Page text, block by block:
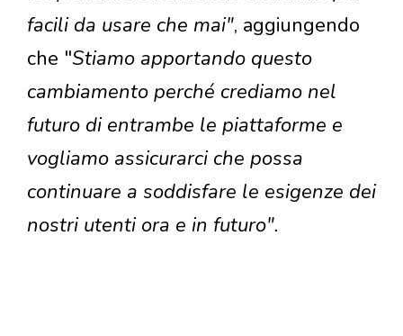
facili da usare che mai", aggiungendo
che "Stiamo apportando questo
cambiamento perché crediamo nel
futuro di entrambe le piattaforme e
vogliamo assicurarci che possa
continuare a soddisfare le esigenze dei
nostri utenti ora e in futuro".